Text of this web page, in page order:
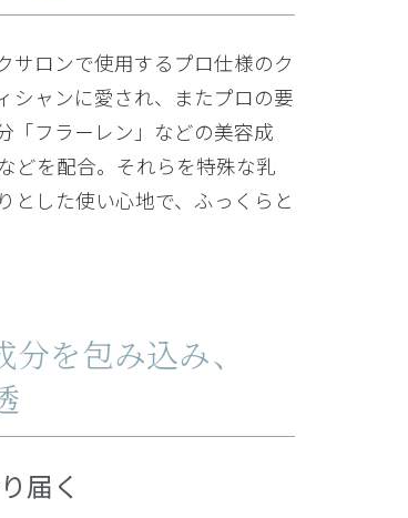
なりました。
投稿日：2020年06月03日（水）
。シリーズで使い始めて、確実に肌質が良くなっ
ですが、それでも使いたいクリームです。もう手
サロンで使用するプロ仕様のク
シャンに愛され、またプロの要
「フラーレン」などの美容成
どを配合。それらを特殊な乳
とした使い心地で、ふっくらと
を包み込み、
届く